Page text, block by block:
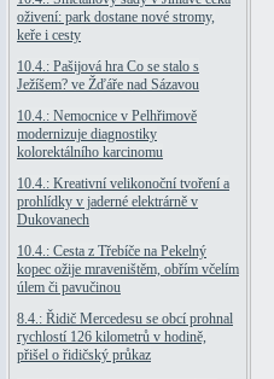
oživení: park dostane nové stromy,
keře i cesty
10.4.: Pašijová hra Co se stalo s
Ježíšem? ve Žďáře nad Sázavou
10.4.: Nemocnice v Pelhřimově
modernizuje diagnostiky
kolorektálního karcinomu
10.4.: Kreativní velikonoční tvoření a
prohlídky v jaderné elektrárně v
Dukovanech
10.4.: Cesta z Třebíče na Pekelný
kopec ožije mraveništěm, obřím včelím
úlem či pavučinou
8.4.: Řidič Mercedesu se obcí prohnal
rychlostí 126 kilometrů v hodině,
přišel o řidičský průkaz